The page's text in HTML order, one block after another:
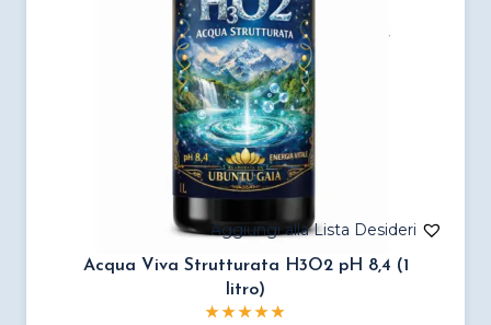
Acqua Viva Strutturata H3O2 pH 8,4 (1
litro)